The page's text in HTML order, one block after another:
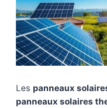
Les panneaux
panneaux solaires